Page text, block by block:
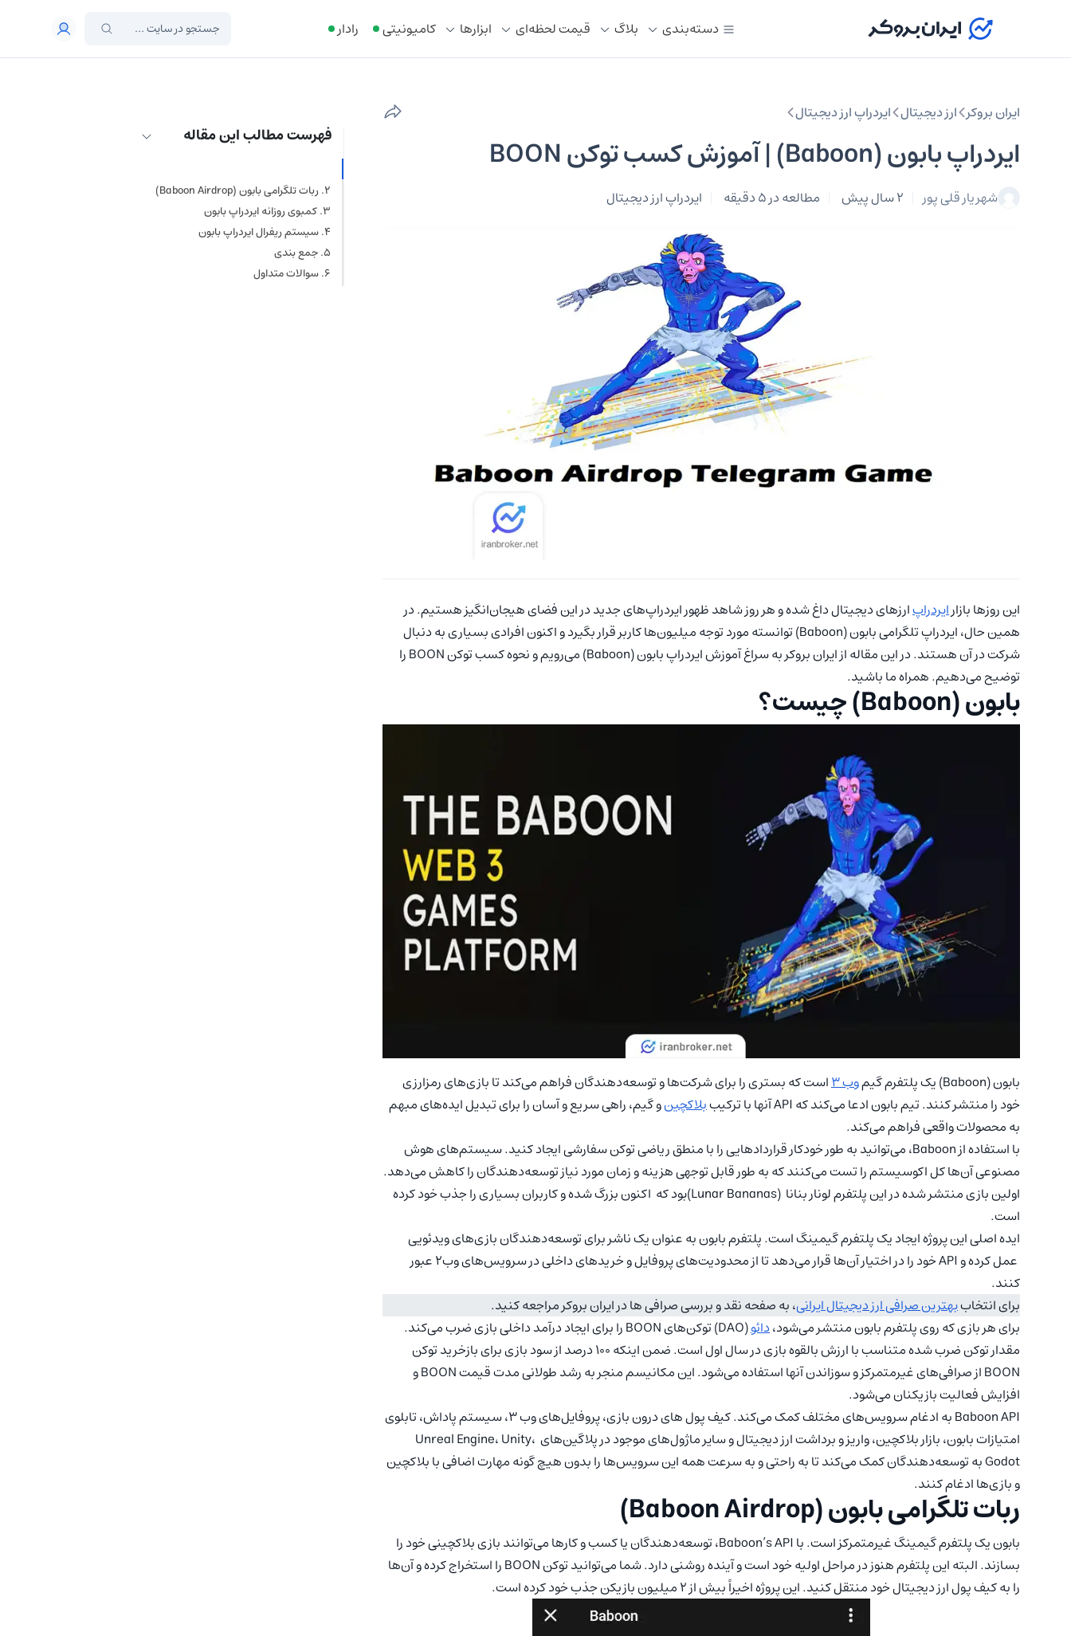
دسته‌بندی بلاگ قیمت لحظه‌ای ابزار‌ها کامیونیتی رادار
ایران بروکر ارز دیجیتال ایردراپ ارز دیجیتال
ایردراپ بابون (Baboon) | آموزش کسب توکن BOON
شهریار قلی پور 2 سال پیش مطالعه در 5 دقیقه ایردراپ ارز دیجیتال
این روزها بازارایردراپ‌‌ ارزهای دیجیتال‌ داغ شده و هر روز شاهد ظهور ایردراپ‌های جدید در این فضای هیجان‌انگیز هستیم. در
همین حال، ایردراپ تلگرامی بابون (Baboon) توانسته مورد توجه میلیون‌ها کاربر قرار بگیرد و اکنون افرادی بسیاری به دنبال
شرکت در آن هستند. در این مقاله از ایران بروکر به سراغ آموزش ایردراپ بابون (Baboon) ‌می‌رویم و نحوه کسب توکن BOON را
توضیح می‌دهیم. همراه ما باشید.
بابون (Baboon) چیست؟
بابون (Baboon) یک پلتفرم گیم وب ۳ است که بستری را برای شرکت‌ها و توسعه‌دهندگان فراهم می‌کند تا بازی‌های رمزارزی
خود را منتشر کنند. تیم بابون ادعا می‌کند که API آنها با ترکیب
بلاکچینو گیم، راهی سریع و آسان را برای تبدیل ایده‌های مبهم
به محصولات واقعی فراهم می‌کند.
با استفاده از Baboon، می‌توانید به طور خودکار قراردادهایی را با منطق ریاضی توکن سفارشی ایجاد کنید. سیستم‌های هوش
مصنوعی آن‌ها کل اکوسیستم را تست می‌کنند که به طور قابل توجهی هزینه و زمان مورد نیاز توسعه‌دهندگان را کاهش می‌دهد.
اولین بازی منتشر شده در این پلتفرم لونار بنانا (Lunar Bananas)بود که اکنون بزرگ شده و کاربران بسیاری را جذب خود کرده
است.
ایده اصلی این پروژه ایجاد یک پلتفرم گیمینگ است. پلتفرم بابون به عنوان یک ناشر برای توسعه‌دهندگان بازی‌های ویدئویی
عمل کرده و API خود را در اختیار آن‌ها قرار می‌دهد تا از محدودیت‌های پروفایل‌ و خریدهای داخلی در سرویس‌های وب۲ عبور
کنند.
برای انتخاببهترین صرافی ارز دیجیتال ایرانی، به صفحه نقد و بررسی صرافی‌ ها در ایران بروکر مراجعه کنید.
برای هر بازی که روی پلتفرم بابون منتشر می‌شود،دائو
(DAO) توکن‌های BOON را برای ایجاد درآمد داخلی بازی ضرب می‌کند.
مقدار توکن ضرب شده متناسب با ارزش بالقوه بازی در سال اول است. ضمن اینکه 100 درصد از سود بازی برای بازخرید توکن
BOON از صرافی‌های غیرمتمرکز و سوزاندن آنها استفاده می‌شود. این مکانیسم منجر به رشد طولانی مدت قیمت BOON و
افزایش فعالیت بازیکنان می‌شود.
Baboon API به ادغام سرویس‌های مختلف کمک می‌کند. کیف پول های درون بازی، پروفایل‌های وب 3، سیستم پاداش، تابلوی
امتیازات بابون، بازار بلاکچین، واریز و برداشت ارز دیجیتال و سایر ماژول‌های موجود در پلاگین‌های Unreal Engine، Unity،
Godot به توسعه‌دهندگان کمک می‌کند تا به راحتی و به سرعت همه این سرویس‌ها را بدون هیچ گونه مهارت اضافی با بلاکچین
و بازی‌ها ادغام کنند.
ربات تلگرامی بابون (Baboon Airdrop)
بابون یک پلتفرم گیمینگ غیرمتمرکز است. با Baboon’s API، توسعه‌دهندگان یا کسب و کارها می‌توانند بازی بلاکچینی خود را
بسازند. البته این پلتفرم هنوز در مراحل اولیه خود است و آینده روشنی دارد. شما می‌توانید توکن‌ BOON را استخراج کرده و آن‌ها
را به کیف پول ارز دیجیتال خود منتقل کنید. این پروژه اخیراً بیش از 2 میلیون بازیکن جذب خود کرده است.
فهرست مطالب این مقاله
بابون (Baboon) چیست؟
ربات تلگرامی بابون (Baboon Airdrop)
کمبوی روزانه ایردراپ بابون
سیستم ریفرال ایردراپ بابون
جمع بندی
سوالات متداول